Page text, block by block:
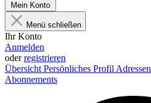
Mein Konto
Menü schließen
Ihr Konto
Anmelden
oderregistrieren
Übersicht Persönliches Profil Adressen
Abonnements